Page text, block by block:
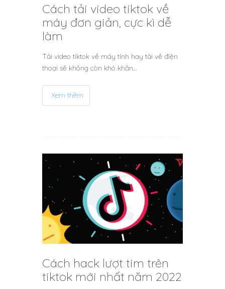
Cách tải video tiktok về
máy đơn giản, cực kì dễ
làm
Tải video tiktok về máy tính hay tải về điện
thoại sẽ không còn khó khăn…
Xem thêm
Cách hack lượt tim trên
tiktok mới nhất năm 2022